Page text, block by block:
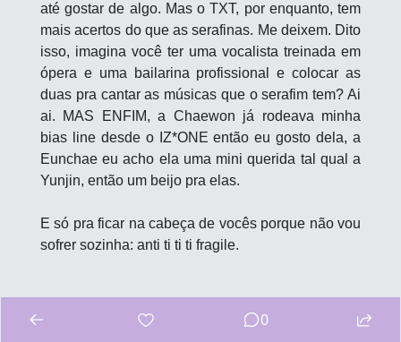
até gostar de algo. Mas o TXT, por enquanto, tem
mais acertos do que as serafinas. Me deixem. Dito
isso, imagina você ter uma vocalista treinada em
ópera e uma bailarina profissional e colocar as
duas pra cantar as músicas que o serafim tem? Ai
ai. MAS ENFIM, a Chaewon já rodeava minha
bias line desde o IZ*ONE então eu gosto dela, a
Eunchae eu acho ela uma mini querida tal qual a
Yunjin, então um beijo pra elas.
E só pra ficar na cabeça de vocês porque não vou
sofrer sozinha: anti ti ti ti fragile.
TRENDZ – WHO 0